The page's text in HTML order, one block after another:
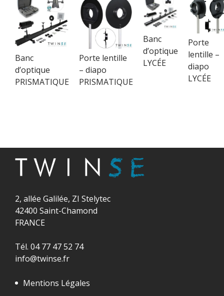
Banc
d’optique
PRISMATIQUE
Porte lentille
– diapo
PRISMATIQUE
Banc
d’optique
LYCÉE
Porte
lentille –
diapo
LYCÉE
2, allée Galilée, ZI Stelytec
42400 Saint-Chamond
FRANCE
Tél. 04 77 47 52 74
info@twinse.fr
Mentions Légales